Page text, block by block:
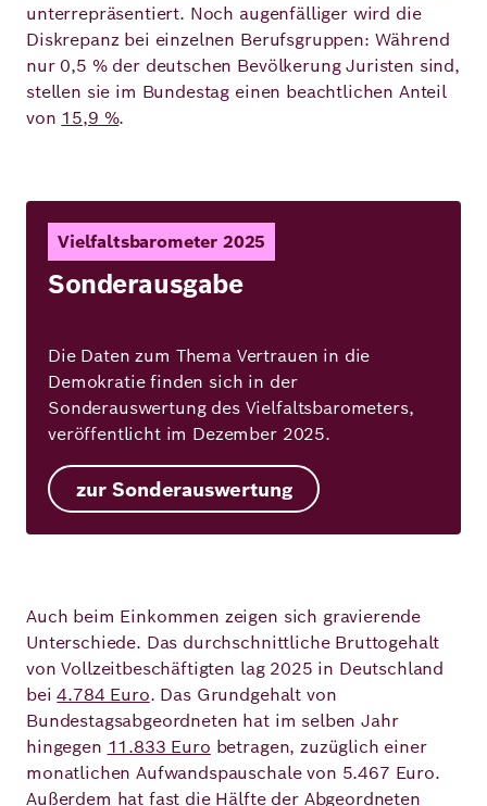
unterrepräsentiert. Noch augenfälliger wird die
Diskrepanz bei einzelnen Berufsgruppen: Während
nur 0,5 % der deutschen Bevölkerung Juristen sind,
stellen sie im Bundestag einen beachtlichen Anteil
von 15,9 %.
Vielfaltsbarometer 2025
Sonderausgabe
Die Daten zum Thema Vertrauen in die
Demokratie finden sich in der
Sonderauswertung des Vielfaltsbarometers,
veröffentlicht im Dezember 2025.
zur Sonderauswertung
Auch beim Einkommen zeigen sich gravierende
Unterschiede. Das durchschnittliche Bruttogehalt
von Vollzeitbeschäftigten lag 2025 in Deutschland
bei4.784 Euro. Das Grundgehalt von
Bundestagsabgeordneten hat im selben Jahr
hingegen 11.833 Euro betragen, zuzüglich einer
monatlichen Aufwandspauschale von 5.467 Euro.
Außerdem hat fast die Hälfte der Abgeordneten